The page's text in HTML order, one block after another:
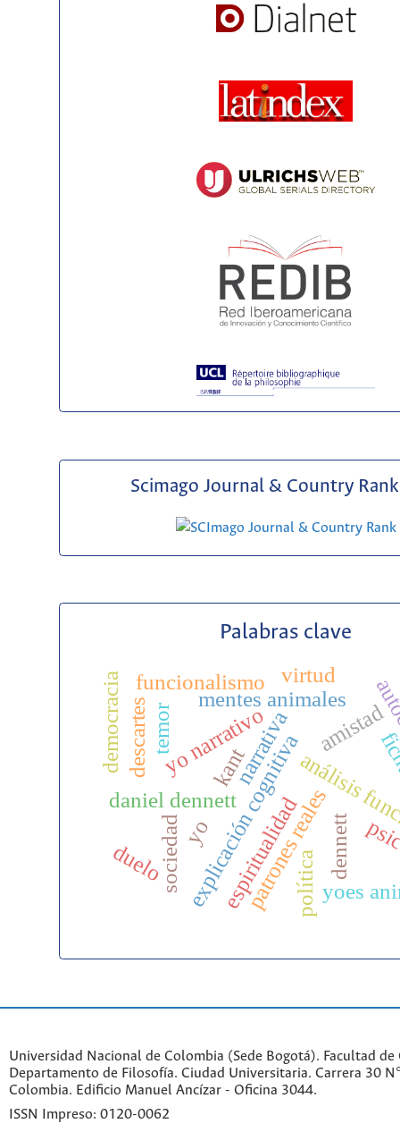
Scimago Journal & Country Rank
Palabras clave
dennett
explicación cognitivaanálisis
daniel dennett
yo
narrativa
patrones realesyoes
mentes animales
yo narrativo
funcionalismo
descartes
política
amistad
sociedad
duelo
temor
espiritualidad
kant
democracia virtud
Universidad Nacional de Colombia (Sede Bogotá). Facultad de
Departamento de Filosofía. Ciudad Universitaria. Carrera 30
Colombia. Edificio Manuel Ancízar - Oficina 3044.
ISSN Impreso: 0120-0062